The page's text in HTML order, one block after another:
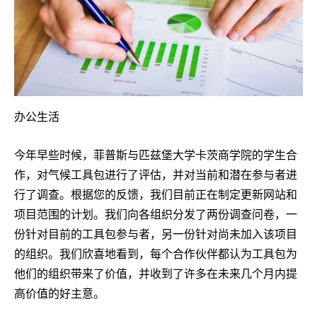
办公生活
今年早些时候，菲普斯与匹兹堡大学卡茨商学院的学生合
作，对气候工具包进行了评估，并对当前和潜在参与者进
行了调查。根据您的反馈，我们目前正在制定更新网站和
项目范围的计划。我们向各组织分发了两份调查问卷，一
份针对目前的工具包参与者，另一份针对尚未加入该项目
的组织。我们欣喜地看到，每个合作伙伴都认为工具包为
他们的组织带来了价值，并收到了许多在未来几个月内提
高价值的好主意。